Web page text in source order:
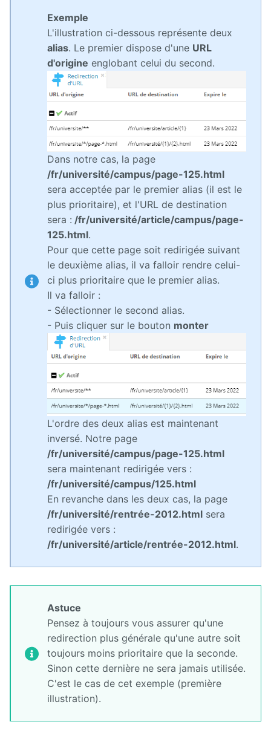
Exemple
L'illustration ci-dessous représente deux
alias. Le premier dispose d'une URL
d'origine englobant celui du second.
Dans notre cas, la page
/fr/université/campus/page-125.html
sera acceptée par le premier alias (il est le
plus prioritaire), et l'URL de destination
sera : /fr/université/article/campus/page-
125.html.
Pour que cette page soit redirigée suivant
le deuxième alias, il va falloir rendre celui-
ci plus prioritaire que le premier alias.
Il va falloir :
- Sélectionner le second alias.
- Puis cliquer sur le bouton monter
L'ordre des deux alias est maintenant
inversé. Notre page
/fr/université/campus/page-125.html
sera maintenant redirigée vers :
/fr/université/campus/125.html
En revanche dans les deux cas, la page
/fr/université/rentrée-2012.html sera
redirigée vers :
/fr/université/article/rentrée-2012.html.
Astuce
Pensez à toujours vous assurer qu'une
redirection plus générale qu'une autre soit
toujours moins prioritaire que la seconde.
Sinon cette dernière ne sera jamais utilisée.
C'est le cas de cet exemple (première
illustration).